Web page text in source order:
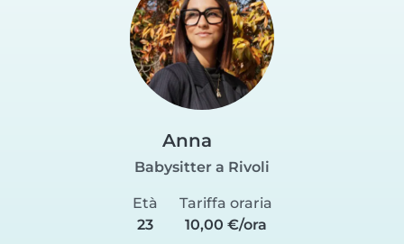
Anna
Babysitter a Rivoli
Età
23
Tariffa oraria
10,00 €/ora